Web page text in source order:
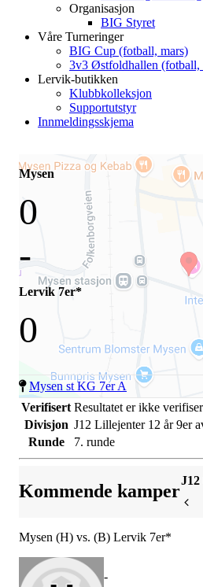
Organisasjon
BIG Styret
Våre Turneringer
BIG Cup (fotball, mars)
3v3 Østfoldhallen (fotball,
Lervik-butikken
Klubbkolleksjon
Supportutstyr
Innmeldingsskjema
Mysen
0
-
Lervik 7er*
0
Mysen st KG 7er A
Verifisert Resultatet er ikke
Divisjon J12 Lillejenter 12 år 9er
Runde
7. runde
Kommende kamper
J12
Mysen (H) vs. (B) Lervik 7er*
-